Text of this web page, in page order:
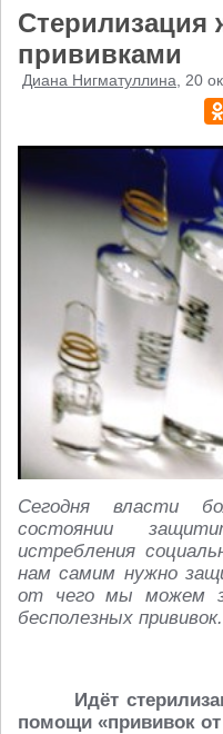
Стерилизация
прививками
Диана Нигматуллина , 20
Сегодня власти
состоянии
истребления
нам самим нужно
от чего мы можем
бесполезных
Идёт
помощи «прививок